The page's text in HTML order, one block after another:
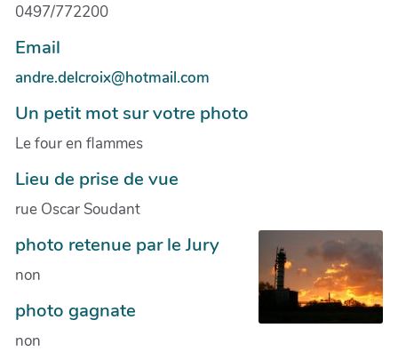
0497/772200
Email
andre.delcroix@hotmail.com
Un petit mot sur votre photo
Le four en flammes
Lieu de prise de vue
rue Oscar Soudant
photo retenue par le Jury
non
photo gagnate
non